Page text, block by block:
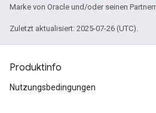
Marke von Oracle und/oder seinen
Zuletzt aktualisiert: 2025-07-26 (UTC).
Produktinfo
Nutzungsbedingungen